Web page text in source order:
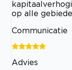
op alle
Communicatie
Advies